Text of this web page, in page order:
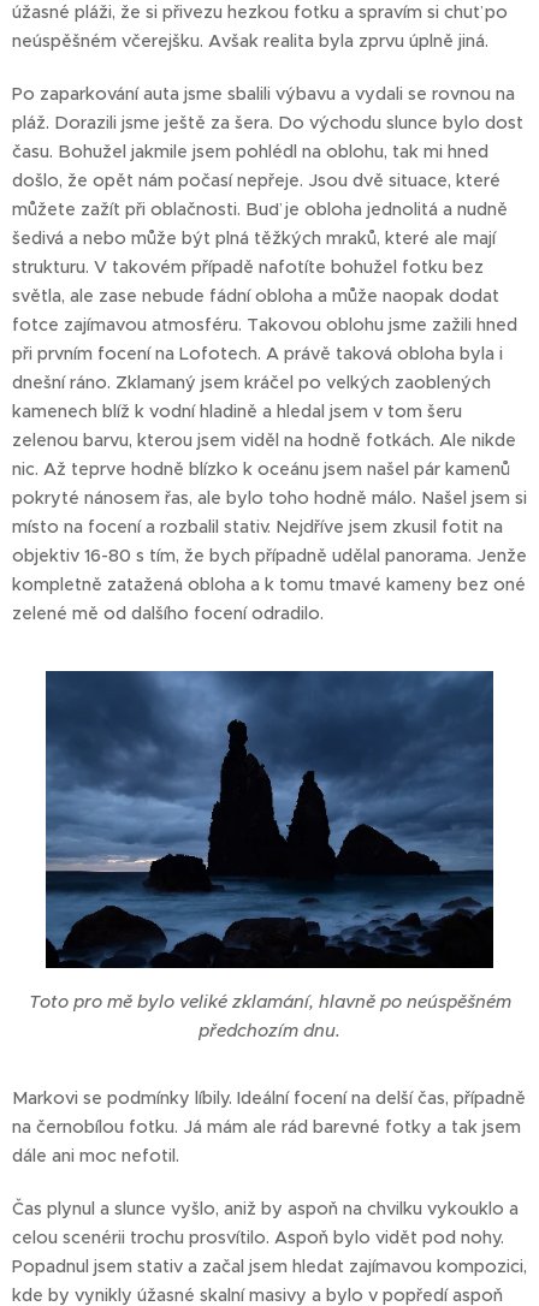
úžasné pláži, že si přivezu hezkou fotku a spravím si chuť po
neúspěšném včerejšku. Avšak realita byla zprvu úplně jiná.
Po zaparkování auta jsme sbalili výbavu a vydali se rovnou na
pláž. Dorazili jsme ještě za šera. Do východu slunce bylo dost
času. Bohužel jakmile jsem pohlédl na oblohu, tak mi hned
došlo, že opět nám počasí nepřeje. Jsou dvě situace, které
můžete zažít při oblačnosti. Buď je obloha jednolitá a nudně
šedivá a nebo může být plná těžkých mraků, které ale mají
strukturu. V takovém případě nafotíte bohužel fotku bez
světla, ale zase nebude fádní obloha a může naopak dodat
fotce zajímavou atmosféru. Takovou oblohu jsme zažili hned
při prvním focení na Lofotech. A právě taková obloha byla i
dnešní ráno. Zklamaný jsem kráčel po velkých zaoblených
kamenech blíž k vodní hladině a hledal jsem v tom šeru
zelenou barvu, kterou jsem viděl na hodně fotkách. Ale nikde
nic. Až teprve hodně blízko k oceánu jsem našel pár kamenů
pokryté nánosem řas, ale bylo toho hodně málo. Našel jsem si
místo na focení a rozbalil stativ. Nejdříve jsem zkusil fotit na
objektiv 16-80 s tím, že bych případně udělal panorama. Jenže
kompletně zatažená obloha a k tomu tmavé kameny bez oné
zelené mě od dalšího focení odradilo.
Toto pro mě bylo veliké zklamání, hlavně po neúspěšném
předchozím dnu.
Markovi se podmínky líbily. Ideální focení na delší čas, případně
na černobílou fotku. Já mám ale rád barevné fotky a tak jsem
dále ani moc nefotil.
Čas plynul a slunce vyšlo, aniž by aspoň na chvilku vykouklo a
celou scenérii trochu prosvítilo. Aspoň bylo vidět pod nohy.
Popadnul jsem stativ a začal jsem hledat zajímavou kompozici,
kde by vynikly úžasné skalní masivy a bylo v popředí aspoň